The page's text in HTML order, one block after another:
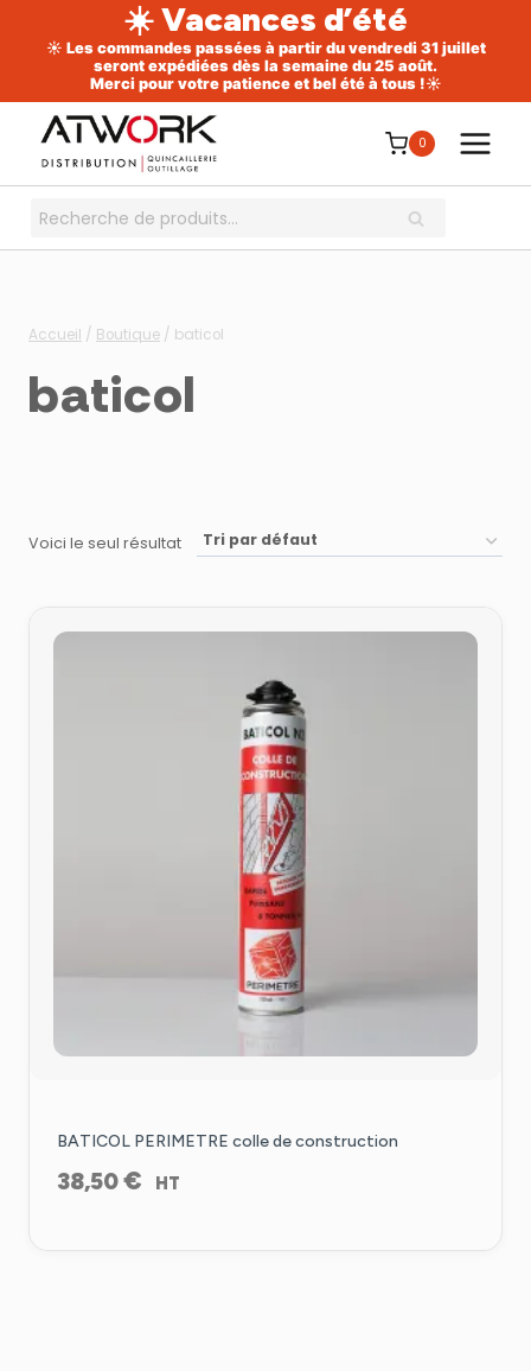
☀️ Vacances d’été
☀️ Les commandes passées à partir du vendredi 31 juillet
seront expédiées dès la semaine du 25 août.
Merci pour votre patience et bel été à tous !☀️
contenu
0
Recherche
RECHERCHE
Accueil / Boutique / baticol
baticol
Voici le seul résultat
BATICOL PERIMETRE colle de construction
38,50€ HT